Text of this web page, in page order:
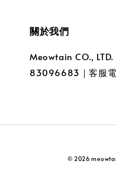
關於我們
Meowtain CO.,
83096683｜客服
© 2026